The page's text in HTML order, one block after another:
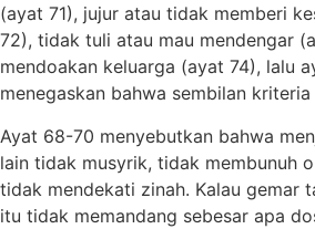
(ayat 71), jujur atau tidak memberi
72), tidak tuli atau mau mendengar
mendoakan keluarga (ayat 74), lalu
menegaskan bahwa sembilan
Ayat 68-70 menyebutkan bahwa
lain tidak musyrik, tidak membunuh
tidak mendekati zinah. Kalau gemar
itu tidak memandang sebesar apa